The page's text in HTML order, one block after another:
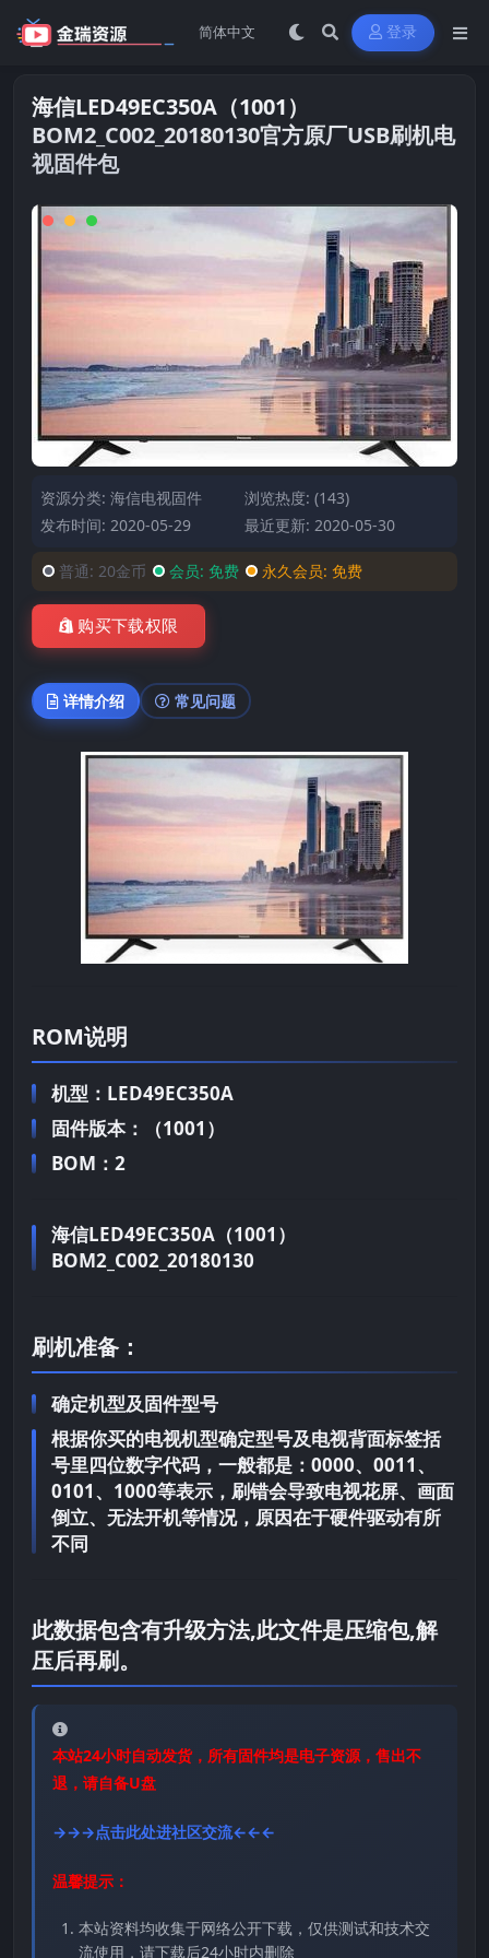
登录
海信LED49EC350A（1001）
BOM2_C002_20180130官方原厂USB刷机电
视固件包
资源分类: 海信电视固件
浏览热度: (143)
发布时间: 2020-05-29
最近更新: 2020-05-30
普通: 20金币 会员: 免费 永久会员: 免费
购买下载权限
详情介绍 常见问题
ROM说明
机型：LED49EC350A
固件版本：（1001）
BOM：2
海信LED49EC350A（1001）
BOM2_C002_20180130
刷机准备：
确定机型及固件型号
根据你买的电视机型确定型号及电视背面标签括
号里四位数字代码，一般都是：0000、0011、
0101、1000等表示，刷错会导致电视花屏、画面
倒立、无法开机等情况，原因在于硬件驱动有所
不同
此数据包含有升级方法,此文件是压缩包,解
压后再刷。
本站24小时自动发货，所有固件均是电子资源，售出不
退，请自备U盘
→→→点击此处进社区交流←←←
温馨提示：
本站资料均收集于网络公开下载，仅供测试和技术交
流使用，请下载后24小时内删除